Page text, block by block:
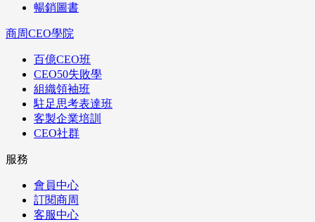
暢銷圖書
商周CEO學院
百億CEO班
CEO50失敗學
組織領袖班
駐足思考表達班
客製企業培訓
CEO社群
服務
會員中心
訂閱商周
客服中心